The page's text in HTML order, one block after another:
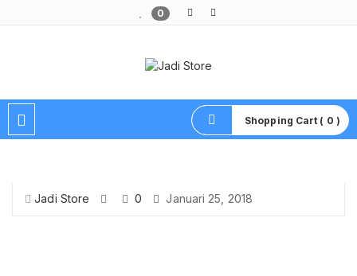
0
Shopping Cart ( 0 )
Jadi Store 0 Januari 25, 2018